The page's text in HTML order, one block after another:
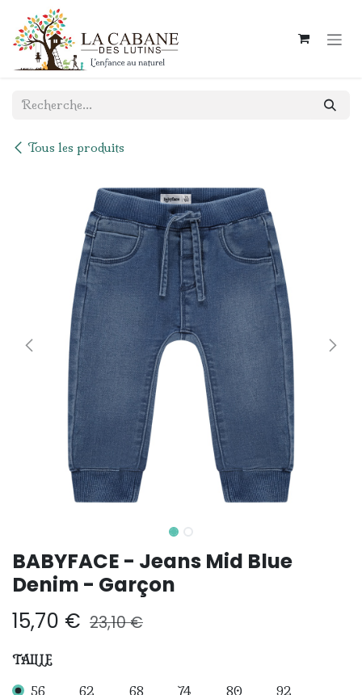
Se rendre au contenu
Tous les produits
BABYFACE - Jeans Mid Blue
Denim - Garçon
15,70 € 23,10€
TAILLE
56 62 68 74 80 92